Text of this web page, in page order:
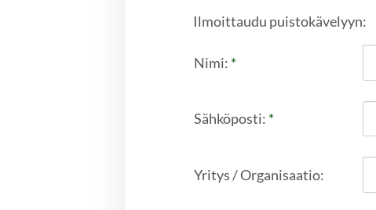
Ilmoittaudu puistokävelyyn:
Nimi: *
Sähköposti: *
Yritys / Organisaatio: